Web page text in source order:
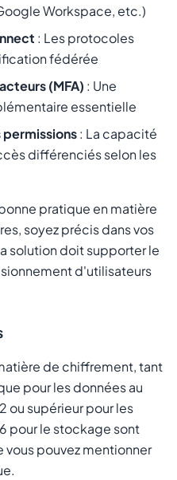
Workspace, etc.)
: Les protocoles
fédérée
(MFA) : Une
essentielle
: La capacité
différenciés selon les
pratique en matière
soyez précis dans vos
solution doit supporter le
d'utilisateurs
de chiffrement, tant
pour les données au
ou supérieur pour les
pour le stockage sont
vous pouvez mentionner